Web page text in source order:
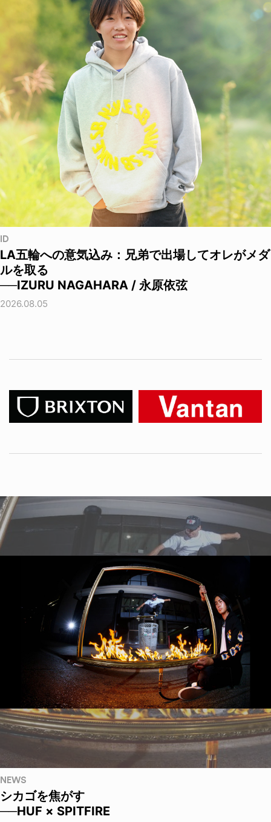
ID
LA五輪への意気込み：兄弟で出場してオレがメダ
ルを取る
──IZURU NAGAHARA / 永原依弦
2026.08.05
NEWS
シカゴを焦がす
──HUF × SPITFIRE